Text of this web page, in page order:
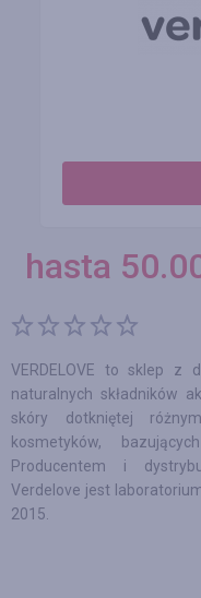
hasta
VERDELOVE to sklep z
naturalnych składników
skóry dotkniętej
kosmetyków,
Producentem i
Verdelove jest
2015.